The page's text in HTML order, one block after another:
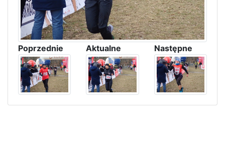
Poprzednie Aktualne Następne